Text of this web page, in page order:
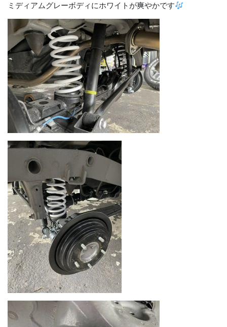
ミディアムグレーボディにホワイトが爽やかです